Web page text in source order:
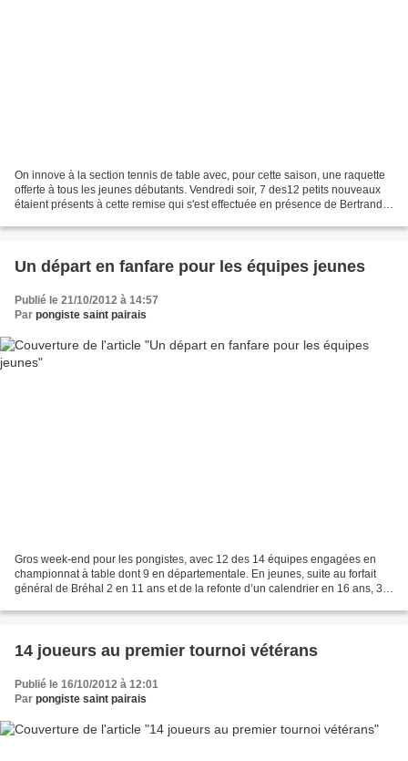
On innove à la section tennis de table avec, pour cette saison, une raquette
offerte à tous les jeunes débutants. Vendredi soir, 7 des12 petits nouveaux
étaient présents à cette remise qui s'est effectuée en présence de Bertrand
Un départ en fanfare pour les équipes jeunes
Publié le 21/10/2012 à 14:57
Par pongiste saint pairais
Gros week-end pour les pongistes, avec 12 des 14 équipes engagées en
championnat à table dont 9 en départementale. En jeunes, suite au forfait
général de Bréhal 2 en 11 ans et de la refonte d’un calendrier en 16 ans, 3
14 joueurs au premier tournoi vétérans
Publié le 16/10/2012 à 12:01
Par pongiste saint pairais